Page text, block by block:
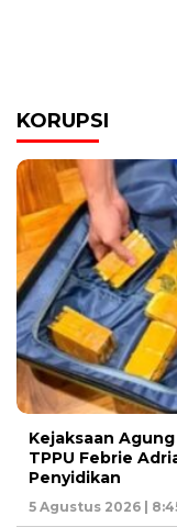
KORUPSI
Kejaksaan
TPPU Febrie
Penyidikan
5 Agustus 2026 |